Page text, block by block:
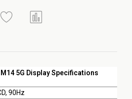
5G Display Specifications
90Hz